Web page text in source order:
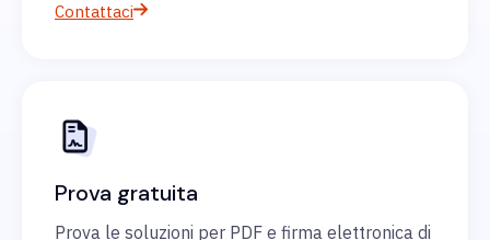
Contattaci
Prova gratuita
Prova le soluzioni per PDF e firma elettronica di